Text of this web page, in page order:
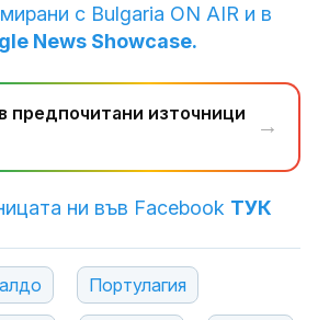
с Bulgaria ON AIR и в
News Showcase.
предпочитани източници
→
ни във Facebook ТУК
Портулагия